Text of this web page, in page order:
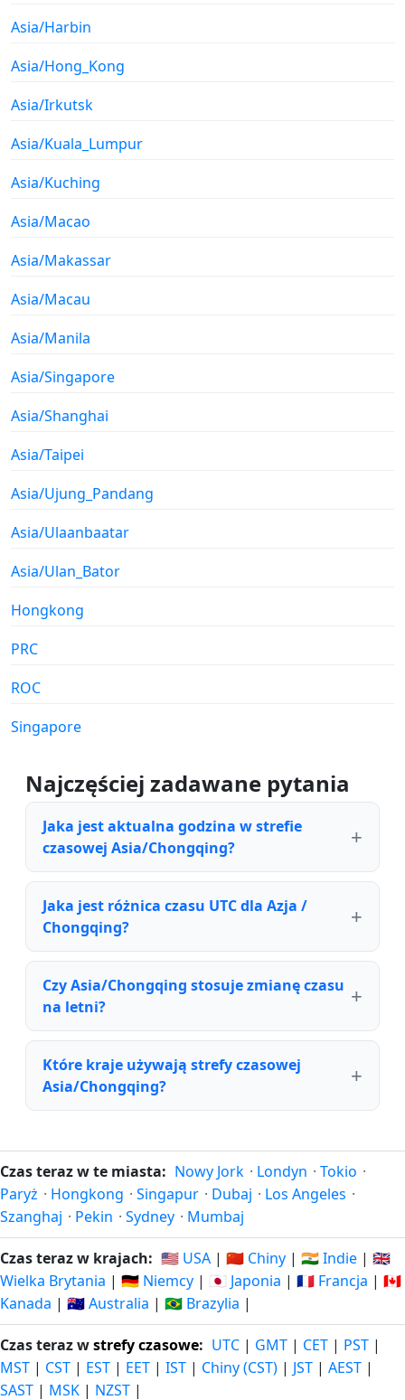
Asia/Harbin
Asia/Hong_Kong
Asia/Irkutsk
Asia/Kuala_Lumpur
Asia/Kuching
Asia/Macao
Asia/Makassar
Asia/Macau
Asia/Manila
Asia/Singapore
Asia/Shanghai
Asia/Taipei
Asia/Ujung_Pandang
Asia/Ulaanbaatar
Asia/Ulan_Bator
Hongkong
PRC
ROC
Singapore
Najczęściej zadawane pytania
Jaka jest aktualna godzina w strefie
czasowej Asia/Chongqing?
Jaka jest różnica czasu UTC dla Azja /
Chongqing?
Czy Asia/Chongqing stosuje zmianę czasu
na letni?
Które kraje używają strefy czasowej
Asia/Chongqing?
Czas teraz w te miasta: Nowy Jork · Londyn · Tokio ·
Paryż · Hongkong · Singapur · Dubaj · Los Angeles ·
Szanghaj · Pekin · Sydney · Mumbaj
Czas teraz w krajach: 🇺🇸 USA | 🇨🇳 Chiny | 🇮🇳 Indie | 🇬🇧
Wielka Brytania | 🇩🇪 Niemcy | 🇯🇵 Japonia | 🇫🇷 Francja | 🇨🇦
Kanada | 🇦🇺 Australia | 🇧🇷 Brazylia |
Czas teraz wstrefy czasowe: UTC | GMT | CET | PST |
MST | CST | EST | EET | IST | Chiny (CST) | JST | AEST |
SAST | MSK | NZST |